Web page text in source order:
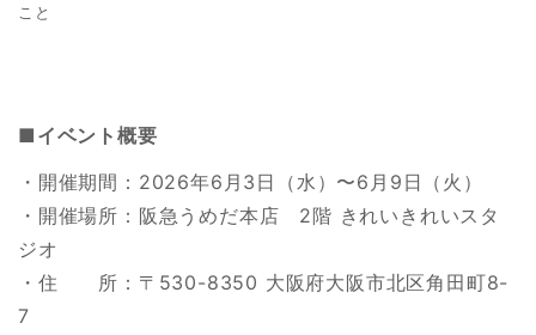
こと
■イベント概要
・開催期間：2026年6月3日（水）〜6月9日（火）
・開催場所：阪急うめだ本店 2階 きれいきれいスタ
ジオ
・住 所：〒530-8350 大阪府大阪市北区角田町8-
7